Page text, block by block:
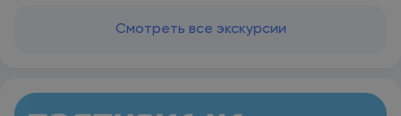
Смотреть все экскурсии